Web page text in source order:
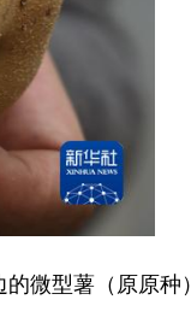
微型薯（原原种）